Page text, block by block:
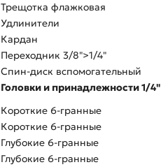
Трещотка флажковая
Удлинители
Кардан
Переходник 3/8">1/4"
Спин-диск вспомогательный
Головки и принадлежности 1/4"
Короткие 6-гранные
Короткие 6-гранные
Глубокие 6-гранные
Глубокие 6-гранные